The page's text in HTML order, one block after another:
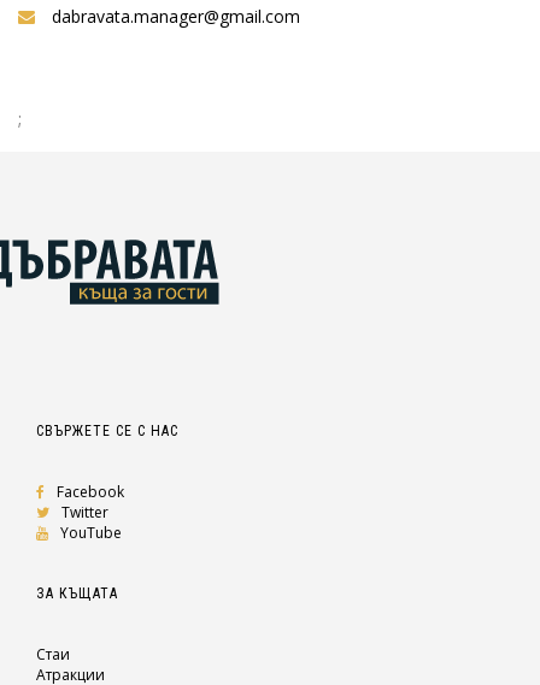
dabravata.manager@gmail.com
;
СВЪРЖЕТЕ СЕ С НАС
Facebook
Twitter
YouTube
ЗА КЪЩАТА
Стаи
Атракции